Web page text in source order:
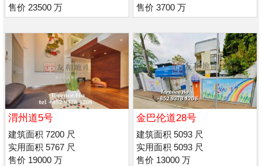
售价 23500 万
售价 3700 万
渭州道5号
建筑面积 7200 尺
实用面积 5767 尺
售价 19000 万
金巴伦道28号
建筑面积 5093 尺
实用面积 5093 尺
售价 13000 万